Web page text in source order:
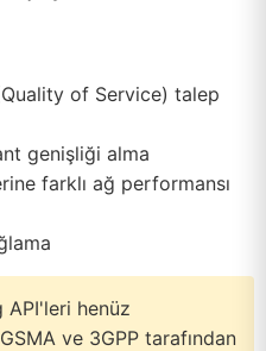
of Service) talep
genişliği alma
farklı ağ performansı
henüz
ve 3GPP tarafından